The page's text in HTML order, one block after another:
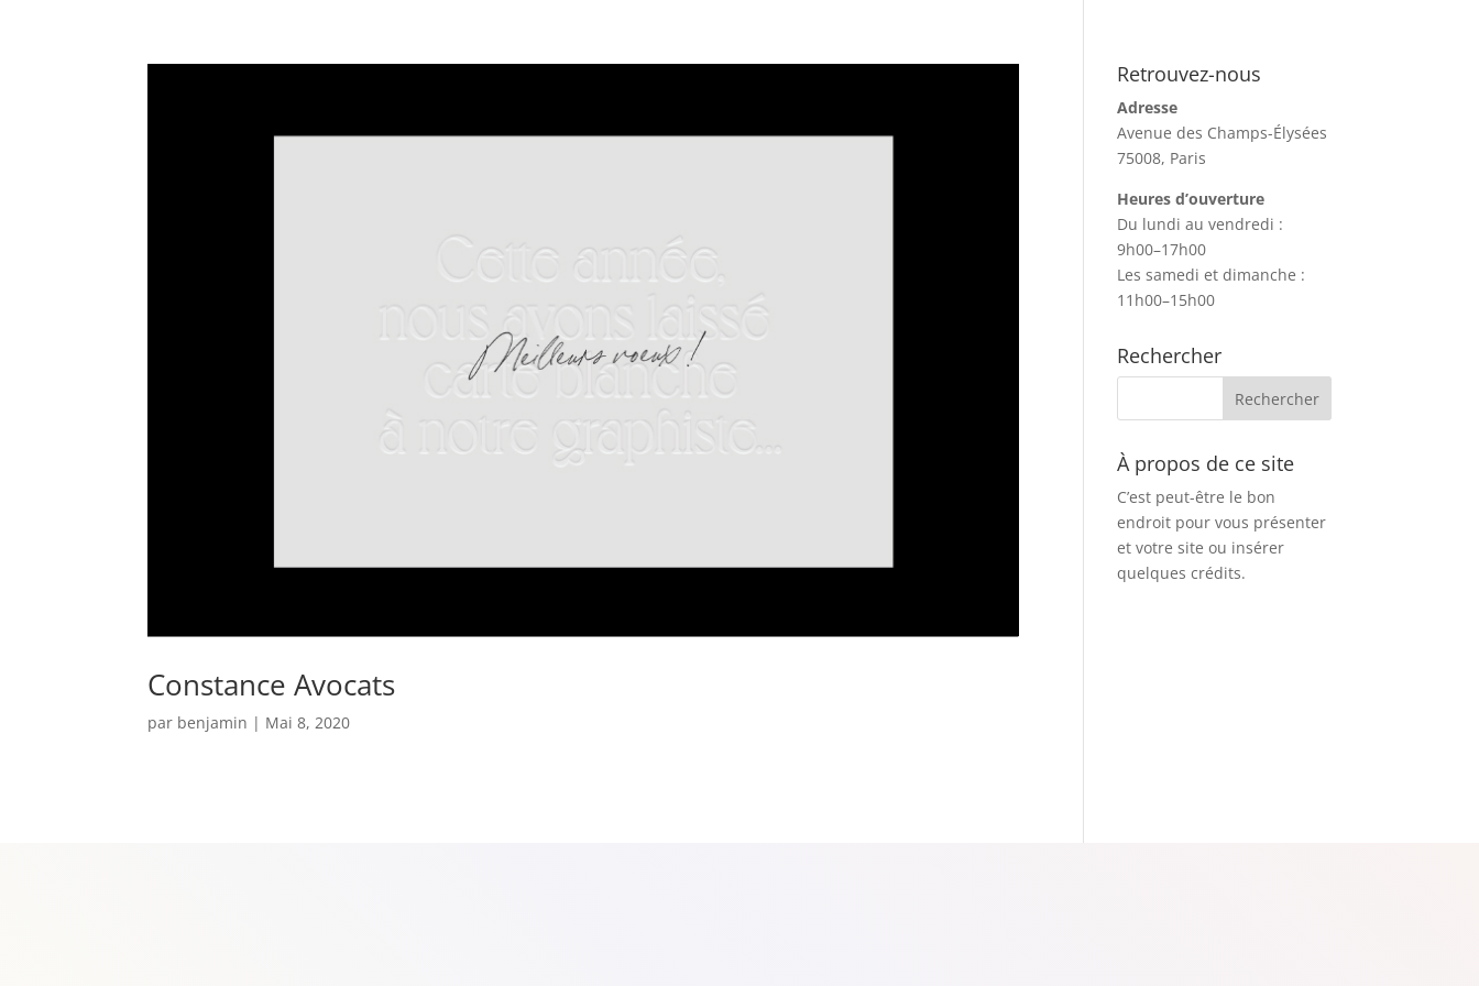
Constance Avocats
par benjamin | Mai 8, 2020
Retrouvez-nous
Adresse
Avenue des Champs-Élysées
75008, Paris
Heures d’ouverture
Du lundi au vendredi :
9h00–17h00
Les samedi et dimanche :
11h00–15h00
Rechercher
À propos de ce site
C’est peut-être le bon
endroit pour vous présenter
et votre site ou insérer
quelques crédits.